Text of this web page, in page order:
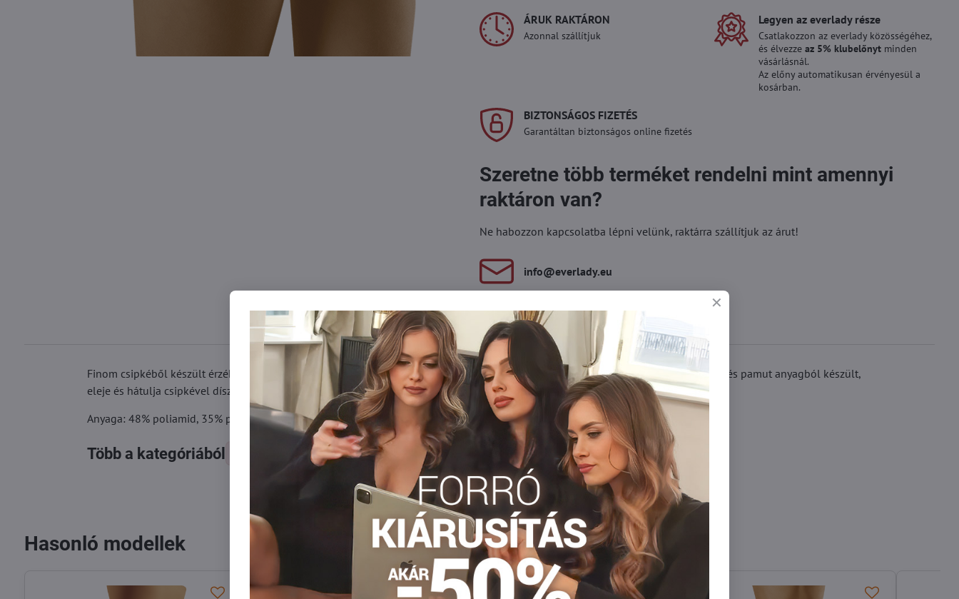
ÁRUK RAKTÁRON
Azonnal szállítjuk
Legyen az everlady része
Csatlakozzon az everlady közösségéhez,
és élvezzeaz 5% klubelőnyt minden
vásárlásnál.
Az előny automatikusan érvényesül a
kosárban.
BIZTONSÁGOS FIZETÉS
Garantáltan biztonságos online fizetés
Szeretne több terméket rendelni mint amennyi
raktáron van?
Ne habozzon kapcsolatba lépni velünk, raktárra szállítjuk az árut!
info​@everlady​.eu
Leírás Vélemények 0 Fórum 0
Finom csipkéből készült érzéki és csábító bugyi. Légies és kényelmes, tökéletesek a nyárra. A luxus eco-BO bugyi finom mikroszálas és pamut anyagból készült,
eleje és hátulja csipkével díszített. Pamut szegéllyel rendelkeznek a kényelmes viselet érdekében.
Anyaga: 48% poliamid, 35% pamut, 17% elasztán
Több a kategóriából Csipke bugyi Čipkované nohavičky Čipkované nohavičky
FacebookTwitterBlueskyPinterestRedditLinkedIn WhatsApp
mail
Hasonló modellek